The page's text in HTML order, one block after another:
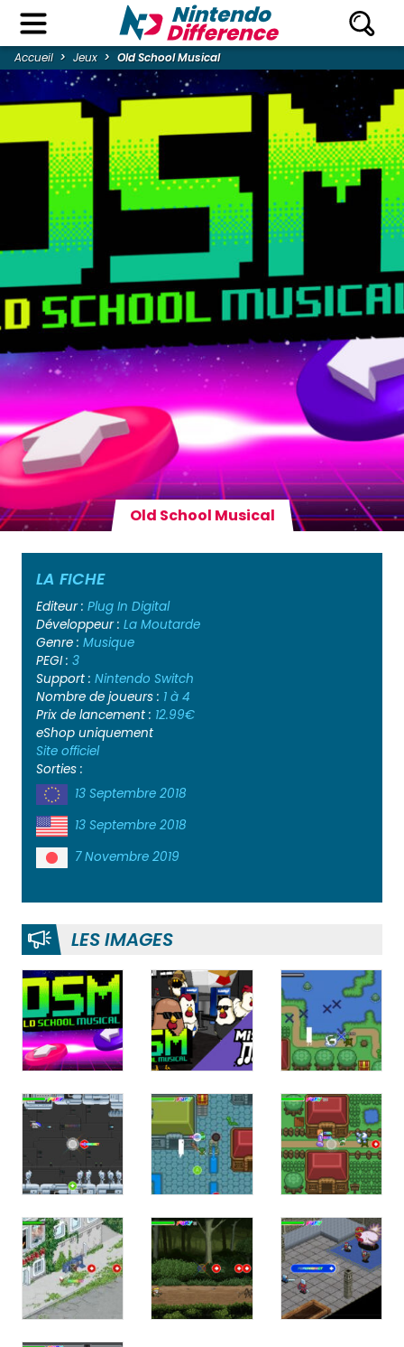
Accueil Jeux Old School Musical
Old School Musical
LA FICHE
Editeur : Plug In Digital
Développeur : La Moutarde
Genre : Musique
PEGI : 3
Support : Nintendo Switch
Nombre de joueurs : 1 à 4
Prix de lancement : 12.99€
eShop uniquement
Site officiel
Sorties :
13 Septembre 2018
13 Septembre 2018
7 Novembre 2019
LES IMAGES